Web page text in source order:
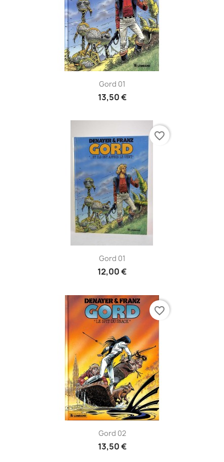
Gord 01
13,50 €
Gord 01
12,00 €
favorite_border
Gord 02
13,50 €
favorite_border